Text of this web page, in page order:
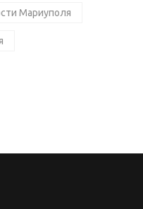
Мариуполя